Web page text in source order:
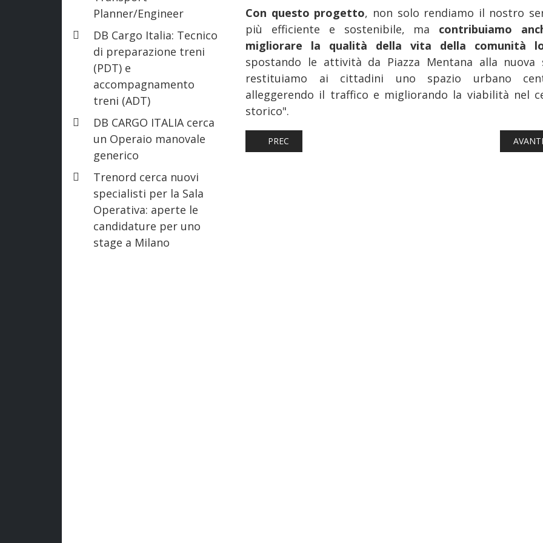
Planner/Engineer
DB Cargo Italia: Tecnico
di preparazione treni
(PDT) e
accompagnamento
treni (ADT)
DB CARGO ITALIA cerca
un Operaio manovale
generico
Trenord cerca nuovi
specialisti per la Sala
Operativa: aperte le
candidature per uno
stage a Milano
Con questo progetto, non solo rendiamo il nostro
più efficiente e sostenibile, ma contribuiamo
migliorare la qualità della vita della comunità
spostando le attività da Piazza Mentana alla nuova
restituiamo ai cittadini uno spazio urbano
alleggerendo il traffico e migliorando la viabilità nel
storico".
ARTICOLO PRECEDENTE: AUTOBUS: DA OGGI ITABUS ARRIVA IN
PREC AVANTI